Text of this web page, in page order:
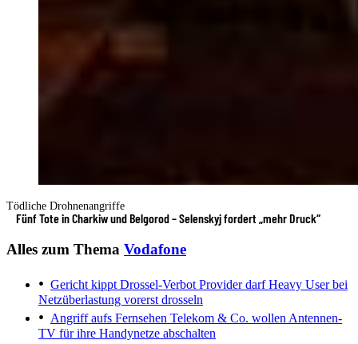
Tödliche Drohnenangriffe
Fünf Tote in Charkiw und Belgorod – Selenskyj fordert „mehr Druck“
Alles zum Thema Vodafone
Gericht kippt Drossel-Verbot Provider darf Heavy User bei
Netzüberlastung vorerst drosseln
Angriff aufs Fernsehen Telekom & Co. wollen Antennen-
TV für ihre Handynetze abschalten